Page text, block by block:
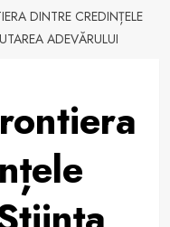
DINTRE CREDINȚELE
ADEVĂRULUI